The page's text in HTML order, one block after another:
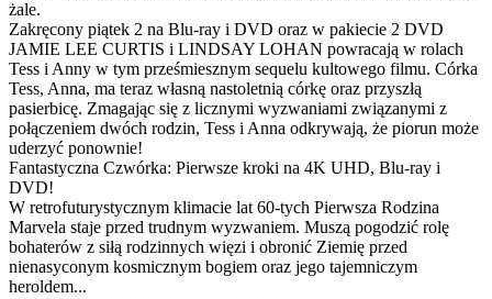
żale.
Zakręcony piątek 2 na Blu-ray i DVD oraz w pakiecie 2 DVD
JAMIE LEE CURTIS i LINDSAY LOHAN powracają w rolach
Tess i Anny w tym prześmiesznym sequelu kultowego filmu. Córka
Tess, Anna, ma teraz własną nastoletnią córkę oraz przyszłą
pasierbicę. Zmagając się z licznymi wyzwaniami związanymi z
połączeniem dwóch rodzin, Tess i Anna odkrywają, że piorun może
uderzyć ponownie!
Fantastyczna Czwórka: Pierwsze kroki na 4K UHD, Blu-ray i
DVD!
W retrofuturystycznym klimacie lat 60-tych Pierwsza Rodzina
Marvela staje przed trudnym wyzwaniem. Muszą pogodzić rolę
bohaterów z siłą rodzinnych więzi i obronić Ziemię przed
nienasyconym kosmicznym bogiem oraz jego tajemniczym
heroldem...